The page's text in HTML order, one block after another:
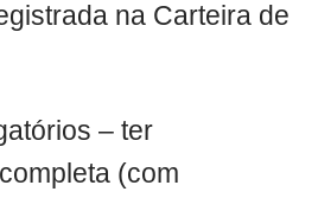
na Carteira de
– ter
(com